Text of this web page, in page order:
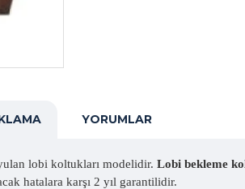
YORUMLAR
lobi koltukları modelidir. Lobi bekleme
hatalara karşı 2 yıl garantilidir.